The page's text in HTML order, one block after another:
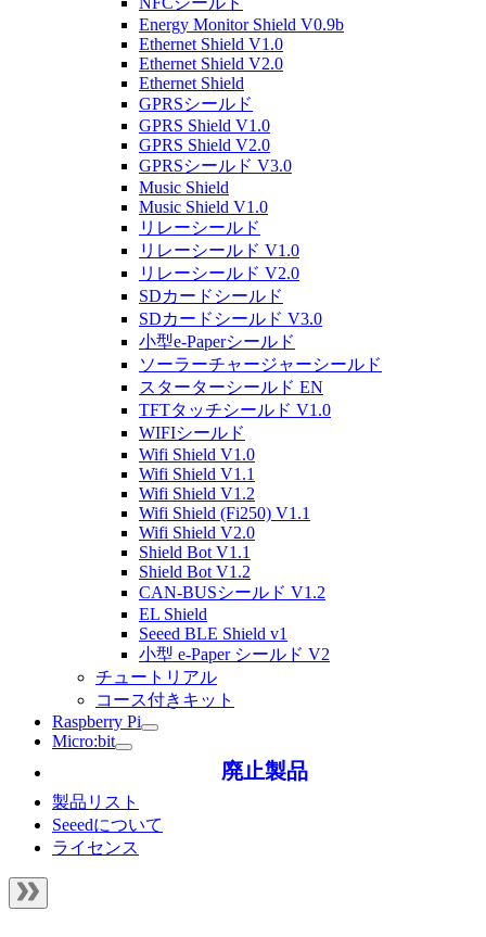
Energy Monitor Shield V0.9b
Ethernet Shield V1.0
Ethernet Shield V2.0
Ethernet Shield
GPRSシールド
GPRS Shield V1.0
GPRS Shield V2.0
GPRSシールド V3.0
Music Shield
Music Shield V1.0
リレーシールド
リレーシールド V1.0
リレーシールド V2.0
SDカードシールド
SDカードシールド V3.0
小型e-Paperシールド
ソーラーチャージャーシールド
スターターシールド EN
TFTタッチシールド V1.0
WIFIシールド
Wifi Shield V1.0
Wifi Shield V1.1
Wifi Shield V1.2
Wifi Shield (Fi250) V1.1
Wifi Shield V2.0
Shield Bot V1.1
Shield Bot V1.2
CAN-BUSシールド V1.2
EL Shield
Seeed BLE Shield v1
小型 e-Paper シールド V2
チュートリアル
コース付きキット
Raspberry Pi
Micro:bit
廃止製品
製品リスト
Seeedについて
ライセンス